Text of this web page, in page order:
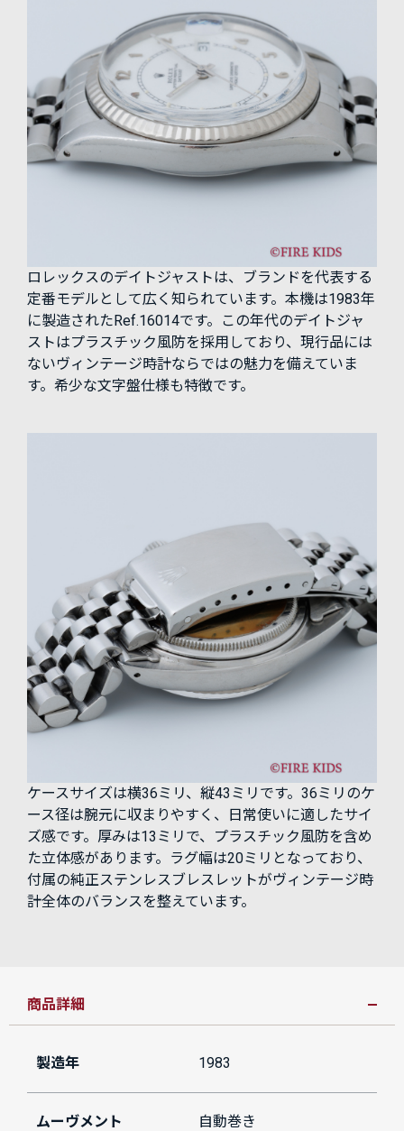
ロレックスのデイトジャストは、ブランドを代表する
定番モデルとして広く知られています。本機は1983年
に製造されたRef.16014です。この年代のデイトジャ
ストはプラスチック風防を採用しており、現行品には
ないヴィンテージ時計ならではの魅力を備えていま
す。希少な文字盤仕様も特徴です。
ケースサイズは横36ミリ、縦43ミリです。36ミリのケ
ース径は腕元に収まりやすく、日常使いに適したサイ
ズ感です。厚みは13ミリで、プラスチック風防を含め
た立体感があります。ラグ幅は20ミリとなっており、
付属の純正ステンレスブレスレットがヴィンテージ時
計全体のバランスを整えています。
商品詳細
製造年 1983
ムーヴメント 自動巻き